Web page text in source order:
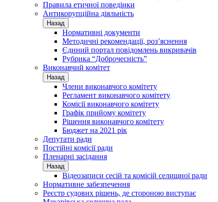
Правила етичної поведінки
Антикорупційна діяльність
Назад
Нормативні документи
Методичні рекомендації, роз’яснення
Єдиний портал повідомлень викривачів
Рубрика “Доброчесність”
Виконавчий комітет
Назад
Члени виконавчого комітету
Регламент виконавчого комітету
Комісії виконавчого комітету
Графік прийому комітету
Рішення виконавчого комітету
Бюджет на 2021 рік
Депутати ради
Постійні комісії ради
Пленарні засідання
Назад
Відеозаписи сесій та комісій селищної ради
Нормативне забезпечення
Реєстр судових рішень, де стороною виступає